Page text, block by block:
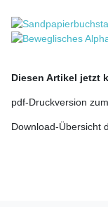
Diesen Artikel jetzt
pdf-Druckversion
Download-Übersicht